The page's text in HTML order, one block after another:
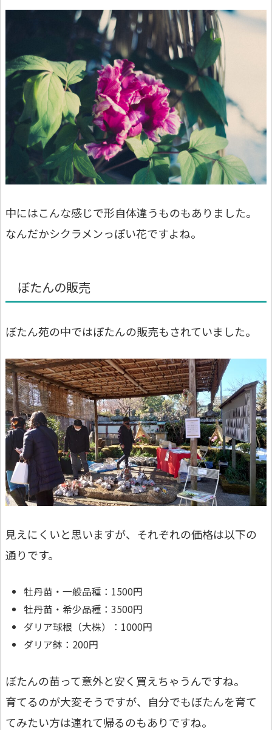
中にはこんな感じで形自体違うものもありました。
なんだかシクラメンっぽい花ですよね。
ぼたんの販売
ぼたん苑の中ではぼたんの販売もされていました。
見えにくいと思いますが、それぞれの価格は以下の
通りです。
牡丹苗・一般品種：1500円
牡丹苗・希少品種：3500円
ダリア球根（大株）：1000円
ダリア鉢：200円
ぼたんの苗って意外と安く買えちゃうんですね。
育てるのが大変そうですが、自分でもぼたんを育て
てみたい方は連れて帰るのもありですね。